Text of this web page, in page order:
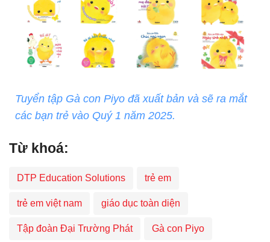
Tuyển tập Gà con Piyo đã xuất bản và sẽ ra mắt
các bạn trẻ vào Quý 1 năm 2025.
Từ khoá:
DTP Education Solutions trẻ em
trẻ em việt nam giáo dục toàn diện
Tập đoàn Đại Trường Phát Gà con Piyo